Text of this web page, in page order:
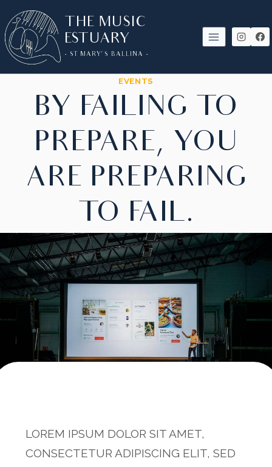
SKIP
TO
CONTENT
THE MUSIC
ESTUARY
- ST MARY'S BALLINA -
EVENTS
BY FAILING TO
PREPARE, YOU
ARE PREPARING
TO FAIL.
LOREM IPSUM DOLOR SIT AMET,
CONSECTETUR ADIPISCING ELIT, SED